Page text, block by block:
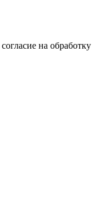
согласие на обработку